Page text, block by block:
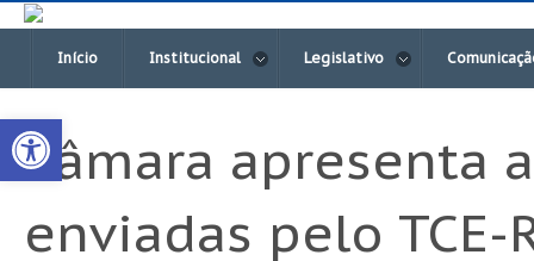
Open toolbar
Início Institucional Legislativo
Câmara apresenta
enviadas pelo TCE-